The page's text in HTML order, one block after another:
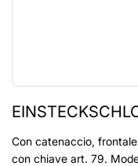
Con catenaccio,
con chiave art. 79.